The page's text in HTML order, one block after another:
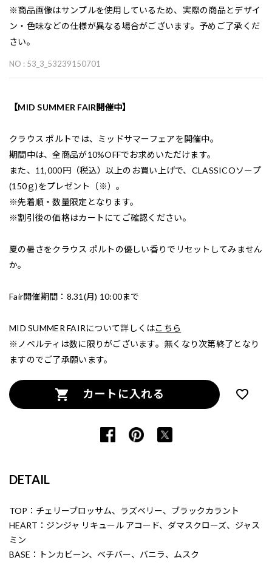
※商品画像はサンプルを使用しているため、実際の商品とデザイ
ン・色味などの仕様が異なる場合がございます。予めご了承くだ
さい。
NO : 53_3_53239150701
【MID SUMMER FAIR開催中】
クラウス ポルトでは、ミッドサマーフェアを開催中。
期間中は、全商品が10%OFFでお求めいただけます。
また、11,000円（税込）以上のお買い上げで、CLASSICOソープ
(150ｇ)をプレゼント（※）。
※先着順・数量限定となります。
※割引後の価格はカートにてご確認ください。
夏の暑さをクラウス ポルトの優しい香りでリセットしてみません
か。
Fair開催期間：8.31(月) 10:00まで
MID SUMMER FAIRについて詳しくはこちら
※ノベルティは数に限りがございます。無くなり次第終了となり
ますのでご了承願います。
カートに入れる
DETAIL
TOP：チェリーブロッサム、ラズベリー、ブラックカラント
HEART：ジンジャ リキュール アコード、ダマスクローズ、ジャス
ミン
BASE：トンカビーン、ベチバー、バニラ、ムスク